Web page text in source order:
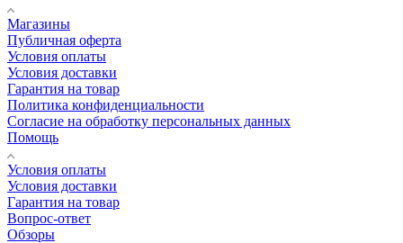
Магазины
Публичная оферта
Условия оплаты
Условия доставки
Гарантия на товар
Политика конфиденциальности
Согласие на обработку персональных данных
Помощь
Условия оплаты
Условия доставки
Гарантия на товар
Вопрос-ответ
Обзоры